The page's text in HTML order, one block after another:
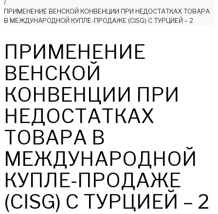
/
ПРИМЕНЕНИЕ ВЕНСКОЙ КОНВЕНЦИИ ПРИ НЕДОСТАТКАХ ТОВАРА
В МЕЖДУНАРОДНОЙ КУПЛЕ-ПРОДАЖЕ (CISG) С ТУРЦИЕЙ – 2
ПРИМЕНЕНИЕ
ВЕНСКОЙ
КОНВЕНЦИИ ПРИ
НЕДОСТАТКАХ
ТОВАРА В
МЕЖДУНАРОДНОЙ
КУПЛЕ-ПРОДАЖЕ
(CISG) С ТУРЦИЕЙ – 2